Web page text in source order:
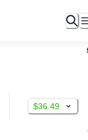
$36.49